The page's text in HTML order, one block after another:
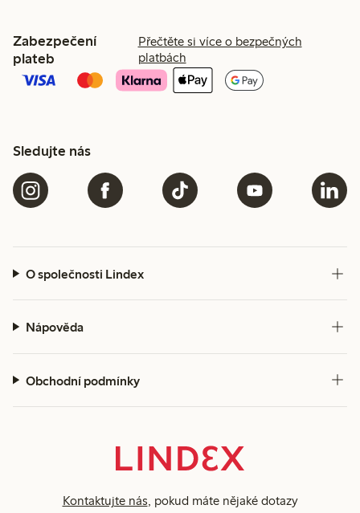
Zabezpečení
plateb
Přečtěte si více o bezpečných
platbách
Sledujte nás
O společnosti Lindex
Nápověda
Obchodní podmínky
Kontaktujte nás, pokud máte nějaké dotazy